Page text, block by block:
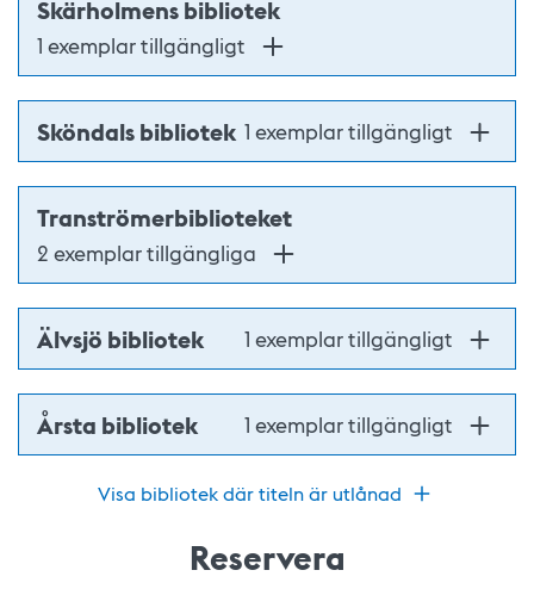
Skärholmens bibliotek
1 exemplar tillgängligt
Sköndals bibliotek 1 exemplar tillgängligt
Tranströmerbiblioteket
2 exemplar tillgängliga
Älvsjö bibliotek 1 exemplar tillgängligt
Årsta bibliotek 1 exemplar tillgängligt
Visa bibliotek där titeln är utlånad
Reservera